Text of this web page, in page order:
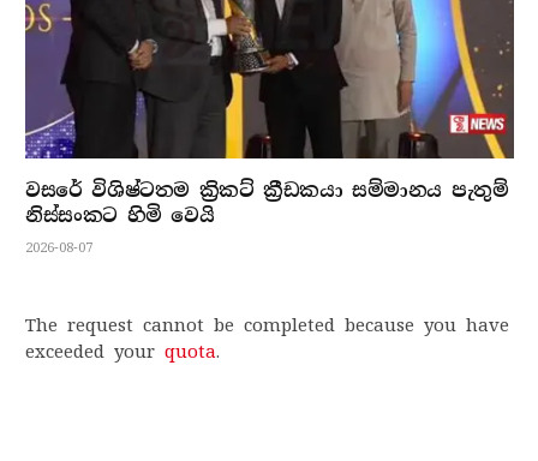
වසරේ විශිෂ්ටතම ක්‍රිකට් ක්‍රීඩකයා සම්මානය පැතුම්
නිස්සංකට හිමි වෙයි
2026-08-07
The request cannot be completed because you have
exceeded your quota.